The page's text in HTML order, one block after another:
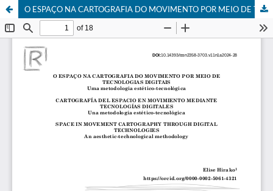
O ESPAÇO NA CARTOGRAFIA DO MOVIMENTO POR MEIO DE TECNOLOGIAS DIGITAIS - CMT